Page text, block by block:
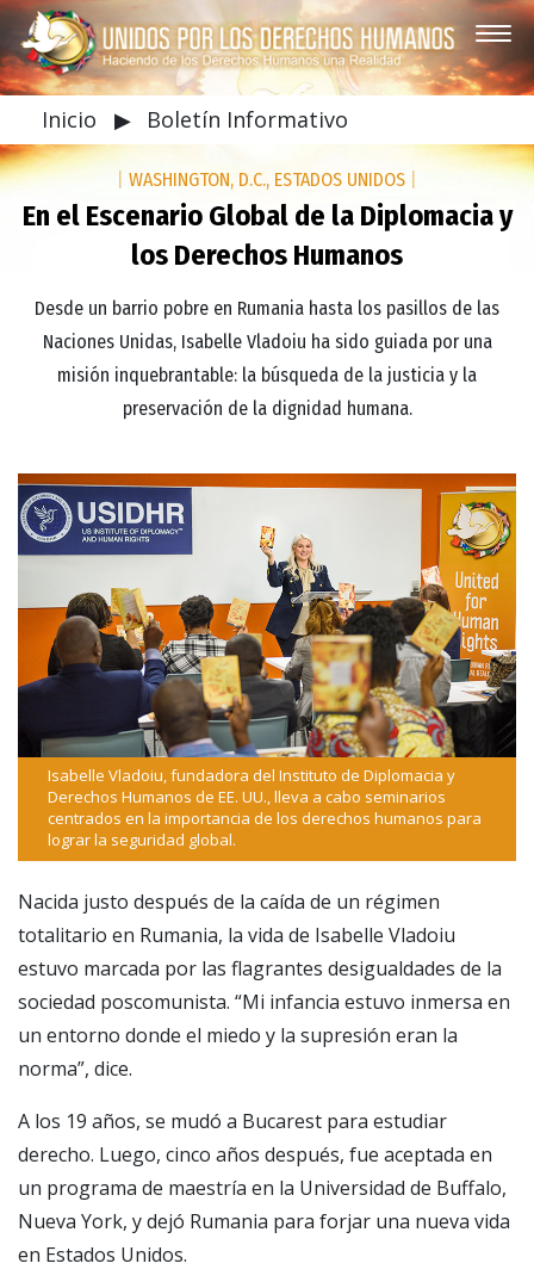
Inicio ▶ Boletín Informativo
WASHINGTON, D.C., ESTADOS UNIDOS
En el Escenario Global de la Diplomacia y
los Derechos Humanos
Desde un barrio pobre en Rumania hasta los pasillos de las
Naciones Unidas, Isabelle Vladoiu ha sido guiada por una
misión inquebrantable: la búsqueda de la justicia y la
preservación de la dignidad humana.
Isabelle Vladoiu, fundadora del Instituto de Diplomacia y
Derechos Humanos de EE. UU., lleva a cabo seminarios
centrados en la importancia de los derechos humanos para
lograr la seguridad global.
Nacida justo después de la caída de un régimen
totalitario en Rumania, la vida de Isabelle Vladoiu
estuvo marcada por las flagrantes desigualdades de la
sociedad poscomunista. “Mi infancia estuvo inmersa en
un entorno donde el miedo y la supresión eran la
norma”, dice.
A los 19 años, se mudó a Bucarest para estudiar
derecho. Luego, cinco años después, fue aceptada en
un programa de maestría en la Universidad de Buffalo,
Nueva York, y dejó Rumania para forjar una nueva vida
en Estados Unidos.